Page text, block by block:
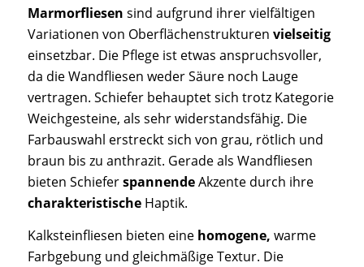
Marmorfliesen sind aufgrund ihrer vielfältigen
Variationen von Oberflächenstrukturen vielseitig
einsetzbar. Die Pflege ist etwas anspruchsvoller,
da die Wandfliesen weder Säure noch Lauge
vertragen. Schiefer behauptet sich trotz Kategorie
Weichgesteine, als sehr widerstandsfähig. Die
Farbauswahl erstreckt sich von grau, rötlich und
braun bis zu anthrazit. Gerade als Wandfliesen
bieten SchieferspannendeAkzente durch ihre
charakteristischeHaptik.
Kalksteinfliesen bieten eine homogene, warme
Farbgebung und gleichmäßige Textur. Die